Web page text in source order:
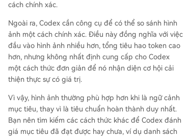
cách chính xác.
Ngoài ra, Codex cần công cụ để có thể so sánh hình
ảnh một cách chính xác. Điều này đồng nghĩa với việc
đầu vào hình ảnh nhiều hơn, tổng tiêu hao token cao
hơn, nhưng không nhất định cung cấp cho Codex
một cách thức đơn giản để nó nhận diện cơ hội cải
thiện thực sự có giá trị.
Vì vậy, hình ảnh thường phù hợp hơn khi là ngữ cảnh
mục tiêu, thay vì là tiêu chuẩn hoàn thành duy nhất.
Bạn nên tìm kiếm các cách thức khác để Codex đánh
giá mục tiêu đã đạt được hay chưa, ví dụ danh sách